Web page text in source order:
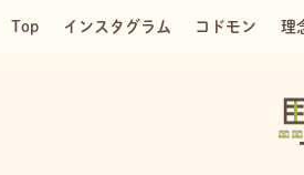
Top インスタグラム コドモン 理